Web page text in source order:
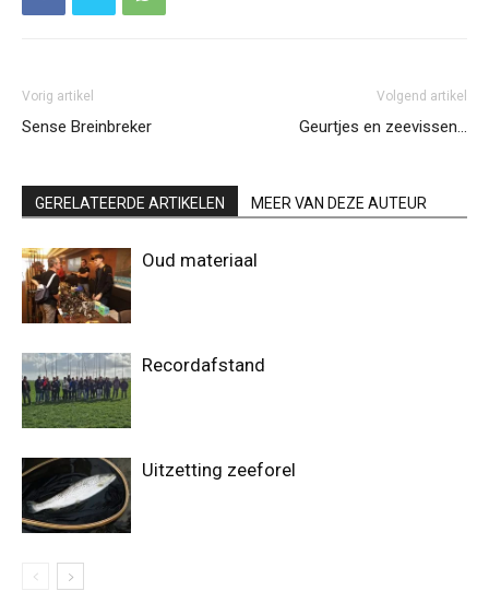
Vorig artikel
Sense Breinbreker
Volgend artikel
Geurtjes en zeevissen…
GERELATEERDE ARTIKELEN MEER VAN DEZE AUTEUR
Oud materiaal
Recordafstand
Uitzetting zeeforel